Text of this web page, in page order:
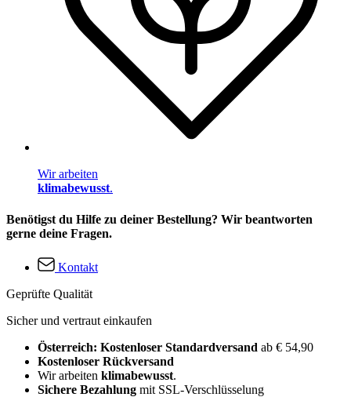
Wir arbeiten
klimabewusst.
Benötigst du Hilfe zu deiner Bestellung? Wir beantworten
gerne deine Fragen.
Kontakt
Geprüfte Qualität
Sicher und vertraut einkaufen
Österreich: Kostenloser Standardversand ab € 54,90
Kostenloser Rückversand
Wir arbeiten klimabewusst.
Sichere Bezahlung mit SSL-Verschlüsselung